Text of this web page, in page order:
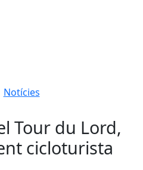
Notícies
Tour du Lord,
cicloturista